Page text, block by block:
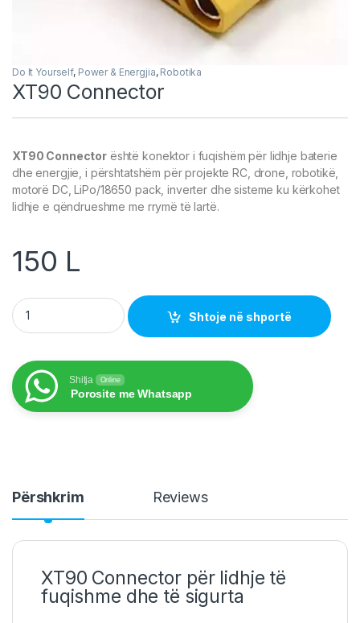
Do It Yourself, Power & Energjia, Robotika
XT90 Connector
XT90 Connector është konektor i fuqishëm për lidhje baterie
dhe energjie, i përshtatshëm për projekte RC, drone, robotikë,
motorë DC, LiPo/18650 pack, inverter dhe sisteme ku kërkohet
lidhje e qëndrueshme me rrymë të lartë.
150 L
XT90 Connector quantity
Shtoje në shportë
Shitja Online
Porosite me Whatsapp
Përshkrim Reviews
XT90 Connector për lidhje të
fuqishme dhe të sigurta